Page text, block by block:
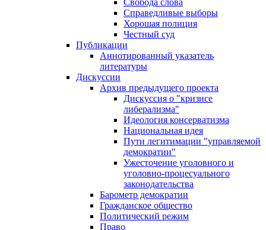
Свобода слова
Справедливые выборы
Хорошая полиция
Честный суд
Публикации
Аннотированный указатель
литературы
Дискуссии
Архив предыдущего проекта
Дискуссия о "кризисе
либерализма"
Идеология консерватизма
Национальная идея
Пути легитимации "управляемой
демократии"
Ужесточение уголовного и
уголовно-процесуального
законодательства
Барометр демократии
Гражданское общество
Политический режим
Право